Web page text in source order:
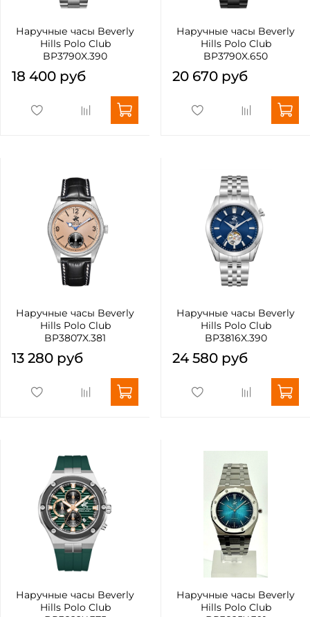
Наручные часы Beverly
Hills Polo Club
BP3790X.390
18 400 руб
Наручные часы Beverly
Hills Polo Club
BP3790X.650
20 670 руб
Наручные часы Beverly
Hills Polo Club
BP3807X.381
13 280 руб
Наручные часы Beverly
Hills Polo Club
BP3816X.390
24 580 руб
Наручные часы Beverly
Hills Polo Club
Наручные часы Beverly
Hills Polo Club